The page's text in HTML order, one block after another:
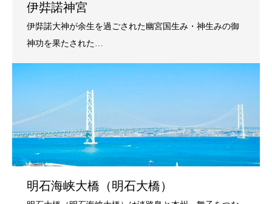
伊弉諾神宮
明石海峡大橋（明石大橋）